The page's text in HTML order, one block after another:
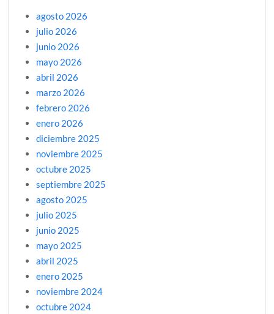
agosto 2026
julio 2026
junio 2026
mayo 2026
abril 2026
marzo 2026
febrero 2026
enero 2026
diciembre 2025
noviembre 2025
octubre 2025
septiembre 2025
agosto 2025
julio 2025
junio 2025
mayo 2025
abril 2025
enero 2025
noviembre 2024
octubre 2024